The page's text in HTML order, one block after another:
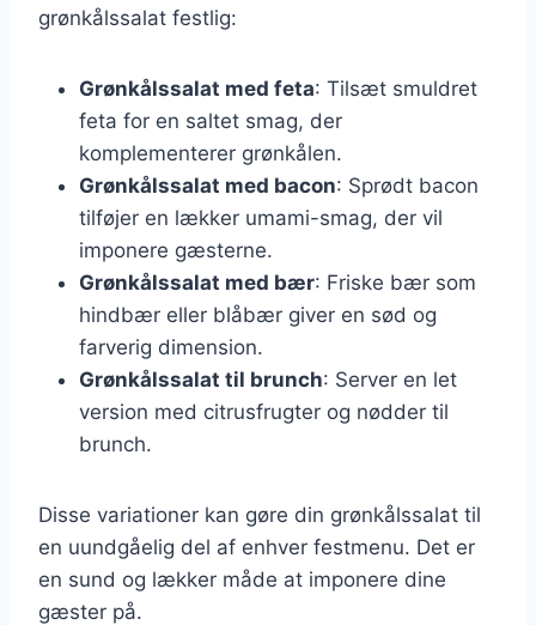
grønkålssalat festlig:
Grønkålssalat med feta: Tilsæt smuldret
feta for en saltet smag, der
komplementerer grønkålen.
Grønkålssalat med bacon: Sprødt bacon
tilføjer en lækker umami-smag, der vil
imponere gæsterne.
Grønkålssalat med bær: Friske bær som
hindbær eller blåbær giver en sød og
farverig dimension.
Grønkålssalat til brunch: Server en let
version med citrusfrugter og nødder til
brunch.
Disse variationer kan gøre din grønkålssalat til
en uundgåelig del af enhver festmenu. Det er
en sund og lækker måde at imponere dine
gæster på.